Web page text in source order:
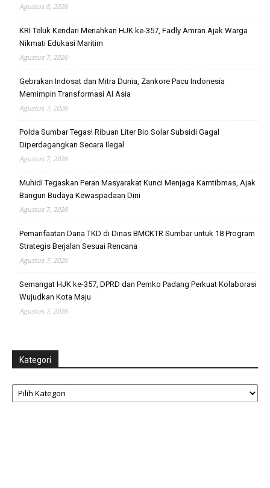
Agustus 8, 2026
KRI Teluk Kendari Meriahkan HJK ke-357, Fadly Amran Ajak Warga
Nikmati Edukasi Maritim
Agustus 7, 2026
Gebrakan Indosat dan Mitra Dunia, Zankore Pacu Indonesia
Memimpin Transformasi AI Asia
Agustus 7, 2026
Polda Sumbar Tegas! Ribuan Liter Bio Solar Subsidi Gagal
Diperdagangkan Secara Ilegal
Agustus 7, 2026
Muhidi Tegaskan Peran Masyarakat Kunci Menjaga Kamtibmas, Ajak
Bangun Budaya Kewaspadaan Dini
Agustus 7, 2026
Pemanfaatan Dana TKD di Dinas BMCKTR Sumbar untuk 18 Program
Strategis Berjalan Sesuai Rencana
Agustus 7, 2026
Semangat HJK ke-357, DPRD dan Pemko Padang Perkuat Kolaborasi
Wujudkan Kota Maju
Agustus 7, 2026
Kategori
Kategori